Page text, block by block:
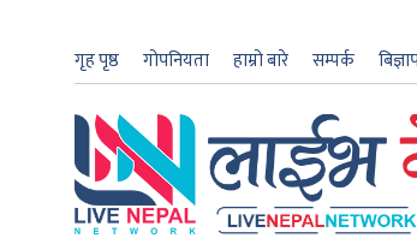
गृह पृष्ठ गोपनियता हाम्रो बारे सम्पर्क